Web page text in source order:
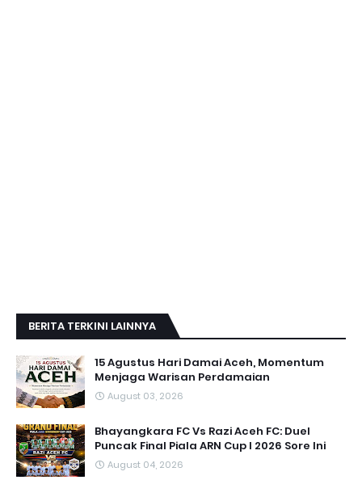
BERITA TERKINI LAINNYA
15 Agustus Hari Damai Aceh, Momentum
Menjaga Warisan Perdamaian
August 03, 2026
Bhayangkara FC Vs Razi Aceh FC: Duel
Puncak Final Piala ARN Cup I 2026 Sore Ini
August 04, 2026